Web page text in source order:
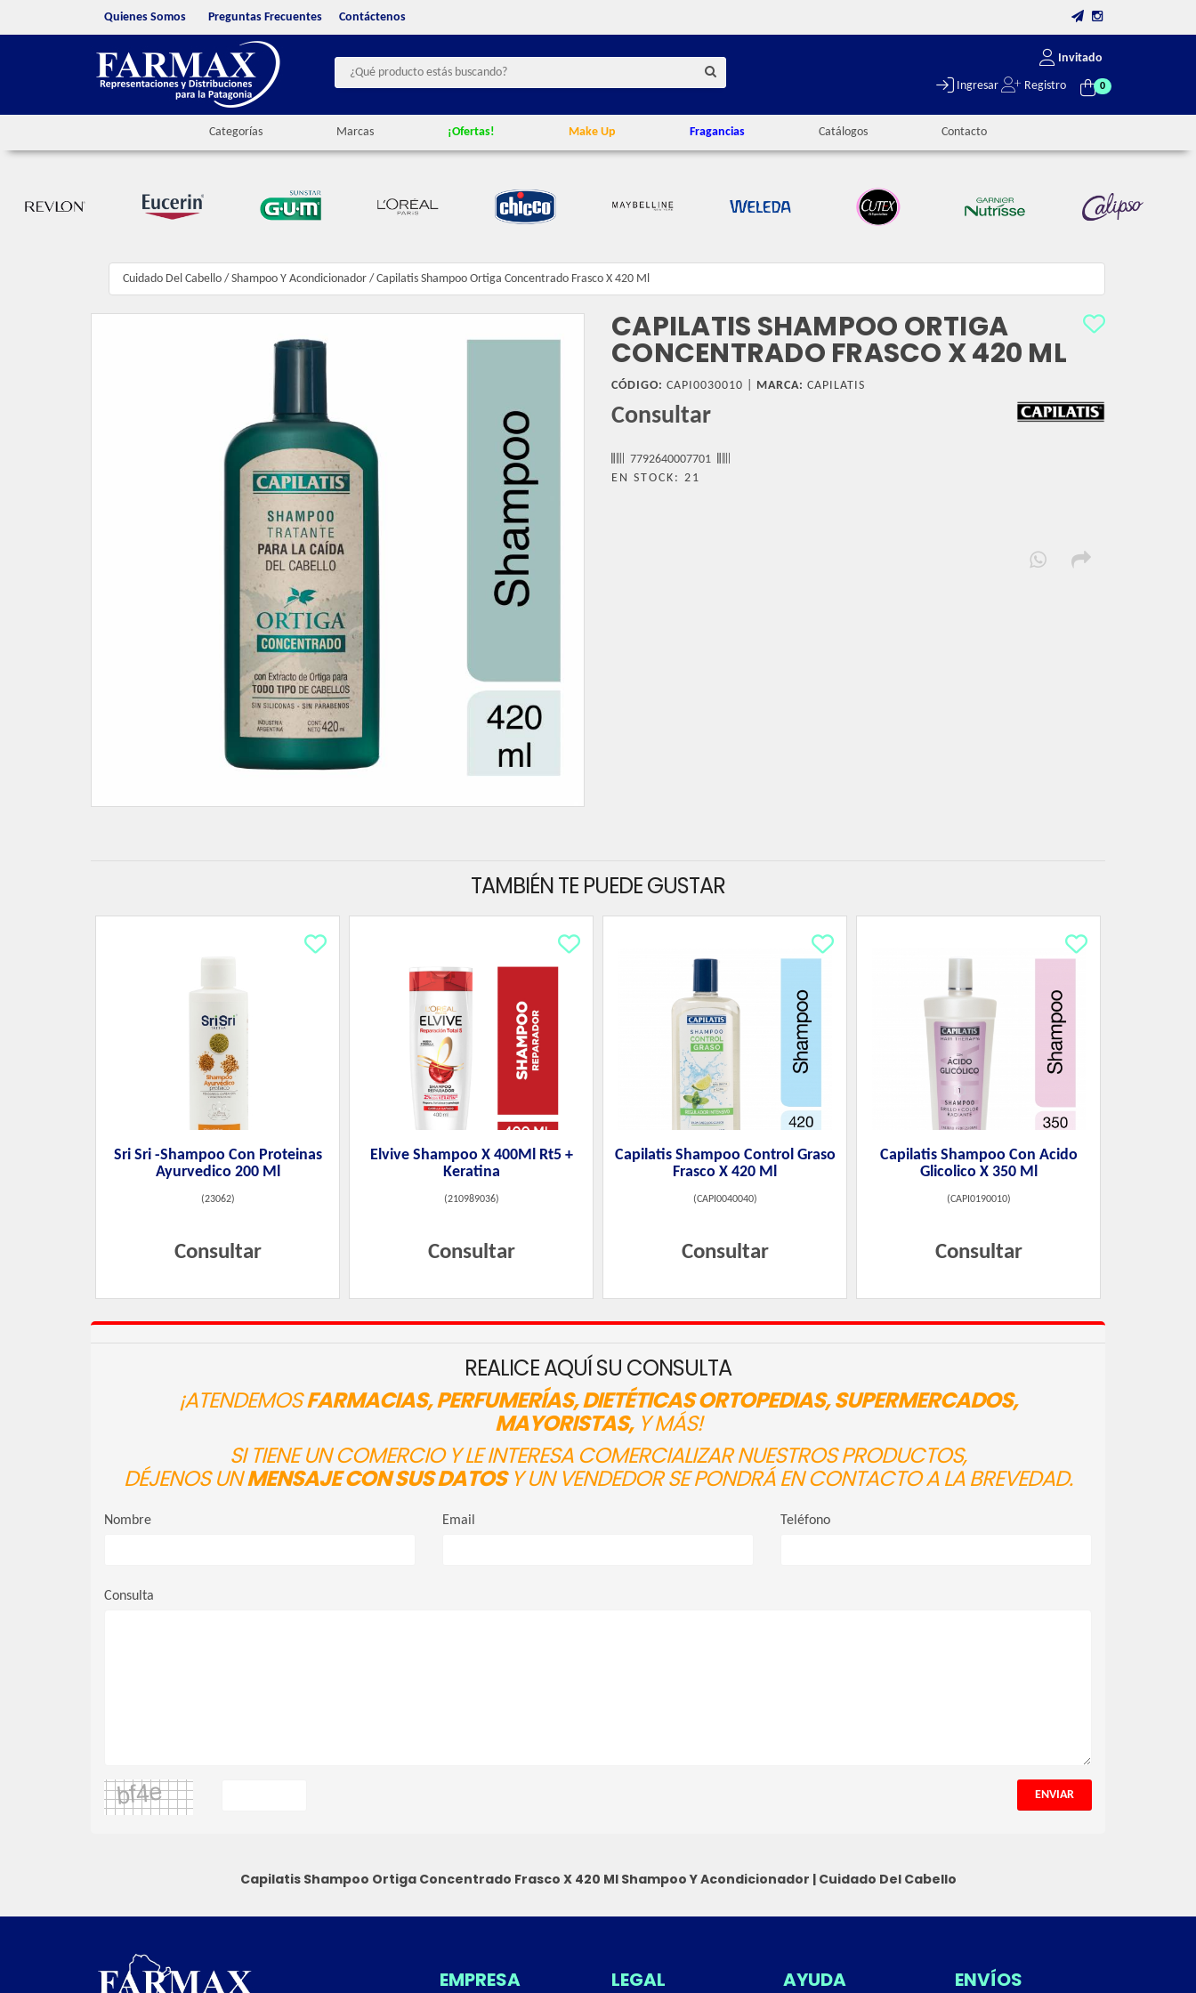
Quienes Somos Preguntas Frecuentes Contáctenos
Invitado
Ingresar Registro 0
Categorías Marcas ¡Ofertas! Make Up Fragancias Catálogos Contacto
Cuidado Del Cabello / Shampoo Y Acondicionador / Capilatis Shampoo Ortiga Concentrado Frasco X 420 Ml
CAPILATIS SHAMPOO ORTIGA
CONCENTRADO FRASCO X 420 ML
CÓDIGO: CAPI0030010 | MARCA: CAPILATIS
Consultar
7792640007701
EN STOCK: 21
TAMBIÉN TE PUEDE GUSTAR
Sri Sri -Shampoo Con Proteinas
Ayurvedico 200 Ml
(23062)
Consultar
Elvive Shampoo X 400Ml Rt5 +
Keratina
(210989036)
Consultar
Capilatis Shampoo Control Graso
Frasco X 420 Ml
(CAPI0040040)
Consultar
Capilatis Shampoo Con Acido
Glicolico X 350 Ml
(CAPI0190010)
Consultar
REALICE AQUÍ SU CONSULTA
¡ATENDEMOSFARMACIAS, PERFUMERÍAS, DIETÉTICAS ORTOPEDIAS, SUPERMERCADOS,
MAYORISTAS,Y MÁS!
SI TIENE UN COMERCIO Y LE INTERESA COMERCIALIZAR NUESTROS PRODUCTOS,
DÉJENOS UNMENSAJE CON SUS DATOSY UN VENDEDOR SE PONDRÁ EN CONTACTO A LA BREVEDAD.
Nombre Email Teléfono
Consulta
ENVIAR
Capilatis Shampoo Ortiga Concentrado Frasco X 420 Ml Shampoo Y Acondicionador | Cuidado Del Cabello
EMPRESA LEGAL AYUDA ENVÍOS